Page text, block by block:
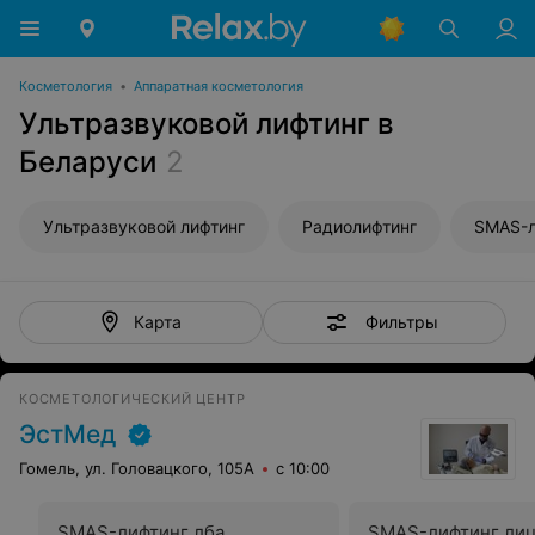
Косметология • Аппаратная косметология
Ультразвуковой лифтинг в
Беларуси 2
Ультразвуковой лифтинг Радиолифтинг SMAS-
Карта Фильтры
КОСМЕТОЛОГИЧЕСКИЙ ЦЕНТР
ЭстМед
Гомель, ул. Головацкого, 105А с 10:00